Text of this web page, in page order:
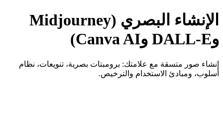
الإنشاء البصري (Midjourney
وDALL-E وCanva AI)
إنشاء صور متسقة مع علامتك: برومبتات بصرية، تنويعات، نظام
أسلوب، ومبادئ الاستخدام والترخيص.